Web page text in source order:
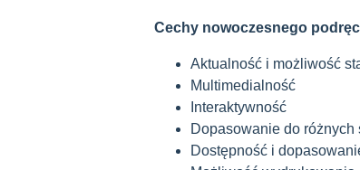
Cechy nowoczesnego
Aktualność i możliwość
Multimedialność
Interaktywność
Dopasowanie do
Dostępność i